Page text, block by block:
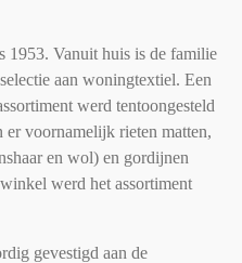
1953. Vanuit huis is de familie
aan woningtextiel. Een
werd tentoongesteld
voornamelijk rieten matten,
en wol) en gordijnen
werd het assortiment
gevestigd aan de